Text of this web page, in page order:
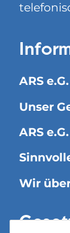
ARS
Unser
ARS
Wir